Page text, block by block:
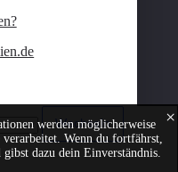
werden möglicherweise
Wenn du fortfährst,
dazu dein Einverständnis.
×